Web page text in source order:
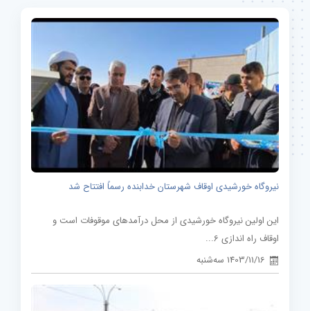
نیروگاه خورشیدی اوقاف شهرستان خدابنده رسماً افتتاح شد
این اولین نیروگاه خورشیدی از محل درآمدهای موقوفات است و
اوقاف راه اندازی 6...
1403/11/16 سه‌شنبه